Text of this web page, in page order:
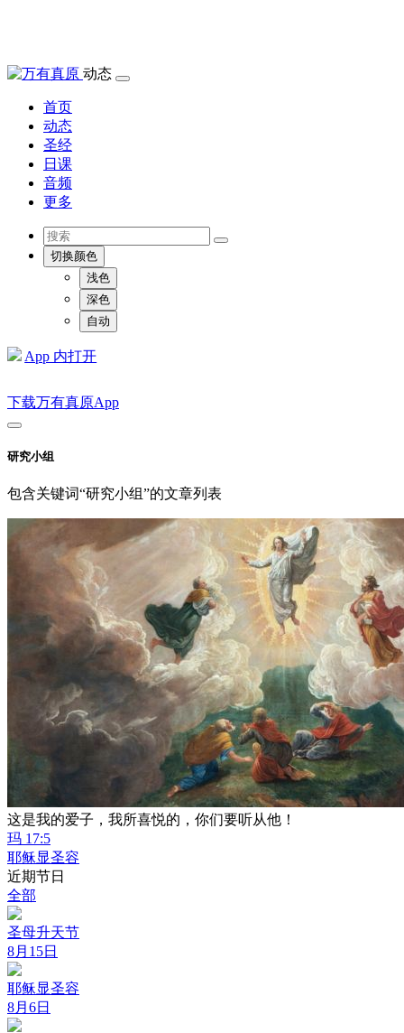
动态
首页
动态
圣经
日课
音频
更多
切换颜色
浅色
深色
自动
App 内打开
下载万有真原App
研究小组
包含关键词“研究小组”的文章列表
这是我的爱子，我所喜悦的，你们要听从他！
玛 17:5
耶稣显圣容
近期节日
全部
圣母升天节
8月15日
耶稣显圣容
8月6日